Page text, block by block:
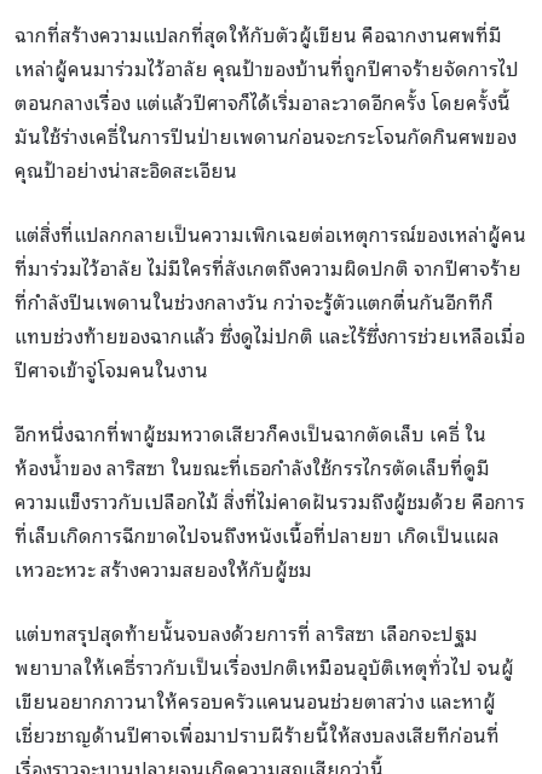
ฉากที่สร้างความแปลกที่สุดให้กับตัวผู้เขียน คือฉากงานศพที่มี
เหล่าผู้คนมาร่วมไว้อาลัย คุณป้าของบ้านที่ถูกปีศาจร้ายจัดการไป
ตอนกลางเรื่อง แต่แล้วปีศาจก็ได้เริ่มอาละวาดอีกครั้ง โดยครั้งนี้
มันใช้ร่างเคธี่ในการปีนป่ายเพดานก่อนจะกระโจนกัดกินศพของ
คุณป้าอย่างน่าสะอิดสะเอียน
แต่สิ่งที่แปลกกลายเป็นความเพิกเฉยต่อเหตุการณ์ของเหล่าผู้คน
ที่มาร่วมไว้อาลัย ไม่มีใครที่สังเกตถึงความผิดปกติ จากปีศาจร้าย
ที่กำลังปีนเพดานในช่วงกลางวัน กว่าจะรู้ตัวแตกตื่นกันอีกทีก็
แทบช่วงท้ายของฉากแล้ว ซึ่งดูไม่ปกติ และไร้ซึ่งการช่วยเหลือเมื่อ
ปีศาจเข้าจู่โจมคนในงาน
อีกหนึ่งฉากที่พาผู้ชมหวาดเสียวก็คงเป็นฉากตัดเล็บ เคธี่ ใน
ห้องน้ำของ ลาริสซา ในขณะที่เธอกำลังใช้กรรไกรตัดเล็บที่ดูมี
ความแข็งราวกับเปลือกไม้ สิ่งที่ไม่คาดฝันรวมถึงผู้ชมด้วย คือการ
ที่เล็บเกิดการฉีกขาดไปจนถึงหนังเนื้อที่ปลายขา เกิดเป็นแผล
เหวอะหวะ สร้างความสยองให้กับผู้ชม
แต่บทสรุปสุดท้ายนั้นจบลงด้วยการที่ ลาริสซา เลือกจะปฐม
พยาบาลให้เคธี่ราวกับเป็นเรื่องปกติเหมือนอุบัติเหตุทั่วไป จนผู้
เขียนอยากภาวนาให้ครอบครัวแคนนอนช่วยตาสว่าง และหาผู้
เชี่ยวชาญด้านปีศาจเพื่อมาปราบผีร้ายนี้ให้สงบลงเสียทีก่อนที่